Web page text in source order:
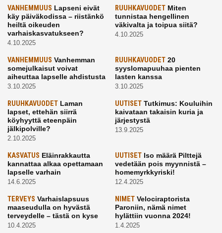
VANHEMMUUS Lapseni eivät
käy päiväkodissa – riistänkö
heiltä oikeuden
varhaiskasvatukseen?
4.10.2025
RUUHKAVUODETMiten
tunnistaa hengellinen
väkivalta ja toipua siitä?
4.10.2025
VANHEMMUUS Vanhemman
somejulkaisut voivat
aiheuttaa lapselle ahdistusta
3.10.2025
RUUHKAVUODET20
syyslomapuuhaa pienten
lasten kanssa
3.10.2025
RUUHKAVUODET Laman
lapset, ettehän siirrä
köyhyyttä eteenpäin
jälkipolville?
2.10.2025
UUTISETTutkimus: Kouluihin
kaivataan takaisin kuria ja
järjestystä
13.9.2025
KASVATUS Eläinrakkautta
kannattaa alkaa opettamaan
lapselle varhain
14.6.2025
UUTISETIso määrä Pilttejä
vedetään pois myynnistä –
homemyrkkyriski!
12.4.2025
TERVEYS Varhaislapsuus
maaseudulla on hyvästä
terveydelle – tästä on kyse
10.4.2025
NIMETVelociraptorista
Paroniin, nämä nimet
hylättiin vuonna 2024!
1.4.2025